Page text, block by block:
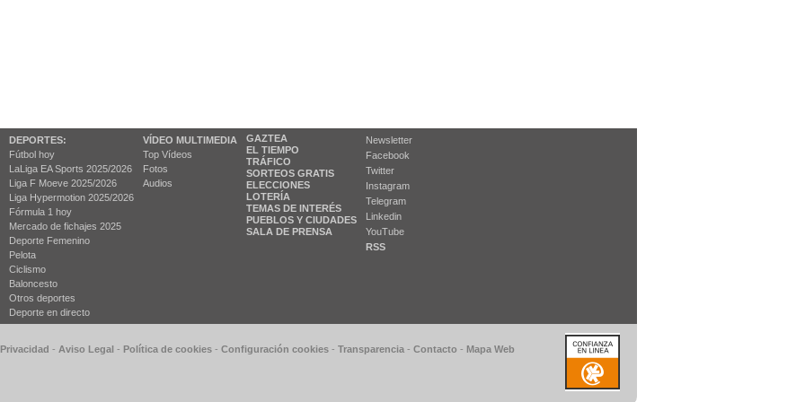
DEPORTES:
Fútbol hoy
LaLiga EA Sports 2025/2026
Liga F Moeve 2025/2026
Liga Hypermotion 2025/2026
Fórmula 1 hoy
Mercado de fichajes 2025
Deporte Femenino
Pelota
Ciclismo
Baloncesto
Otros deportes
Deporte en directo
VÍDEO MULTIMEDIA
Top Vídeos
Fotos
Audios
GAZTEA
EL TIEMPO
TRÁFICO
SORTEOS GRATIS
ELECCIONES
LOTERÍA
TEMAS DE INTERÉS
PUEBLOS Y CIUDADES
SALA DE PRENSA
Newsletter
Facebook
Twitter
Instagram
Telegram
Linkedin
YouTube
RSS
- Aviso Legal - Política de cookies - Configuración cookies - Transparencia - Contacto - Mapa Web